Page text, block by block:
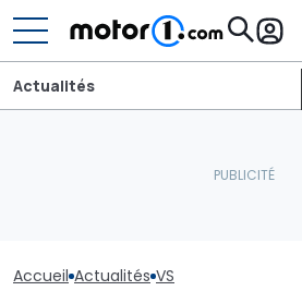
Actualités
Accueil Actualités VS